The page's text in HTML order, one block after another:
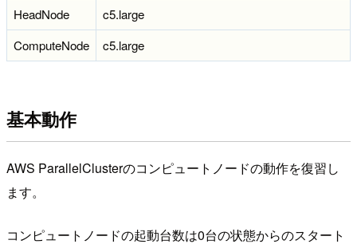
HeadNode
c5.large
ComputeNode
c5.large
基本動作
AWS ParallelClusterのコンピュートノードの動作を復習し
ます。
コンピュートノードの起動台数は0台の状態からのスタート